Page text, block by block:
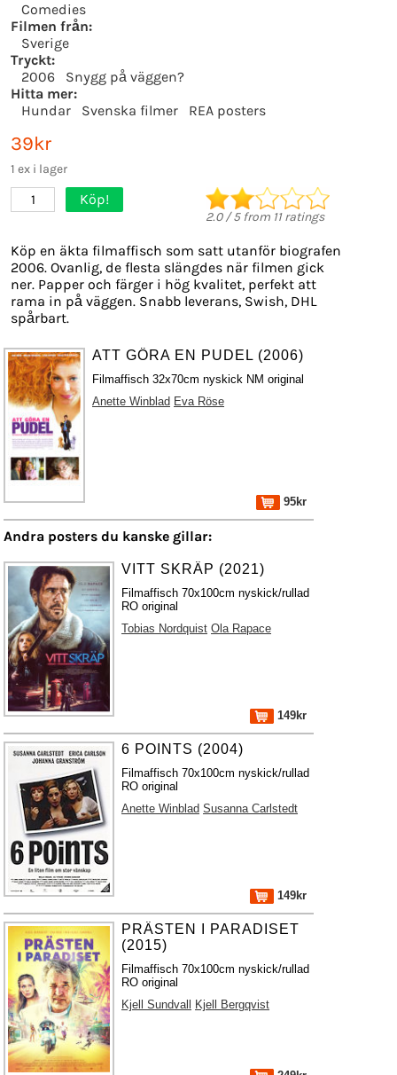
Comedies
Filmen från:
Sverige
Tryckt:
2006
Snygg på väggen?
Hitta mer:
Hundar
Svenska filmer REA posters
39kr
1 ex i lager
1 Köp!
2.0/5from 11ratings
Köp en äkta filmaffisch som satt utanför biografen
2006. Ovanlig, de flesta slängdes när filmen gick
ner. Papper och färger i hög kvalitet, perfekt att
rama in på väggen. Snabb leverans, Swish, DHL
spårbart.
ATT GÖRA EN PUDEL (2006)
Filmaffisch 32x70cm nyskick NM original
Anette Winblad Eva Röse
95kr
Andra posters du kanske gillar:
VITT SKRÄP (2021)
Filmaffisch 70x100cm nyskick/rullad
RO original
Tobias Nordquist Ola Rapace
149kr
6 POINTS (2004)
Filmaffisch 70x100cm nyskick/rullad
RO original
Anette Winblad Susanna Carlstedt
149kr
PRÄSTEN I PARADISET
(2015)
Filmaffisch 70x100cm nyskick/rullad
RO original
Kjell Sundvall
Kjell Bergqvist